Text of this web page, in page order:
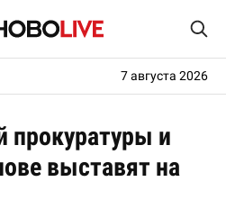
7 августа 2026
и
выставят на